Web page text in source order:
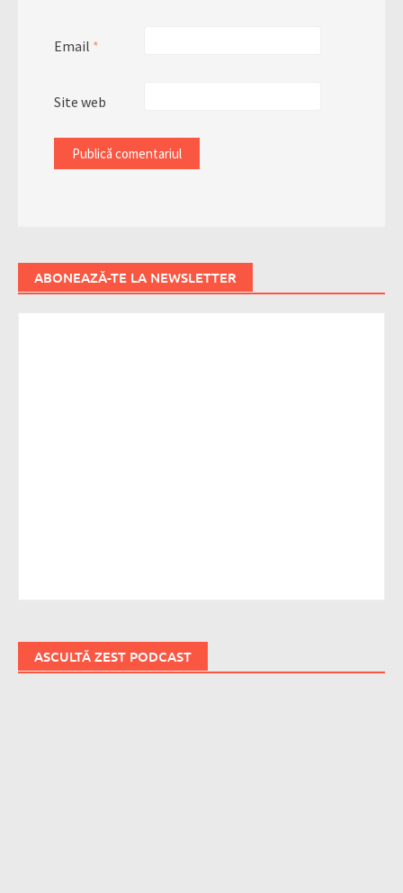
Email *
Site web
ABONEAZĂ-TE LA NEWSLETTER
ASCULTĂ ZEST PODCAST